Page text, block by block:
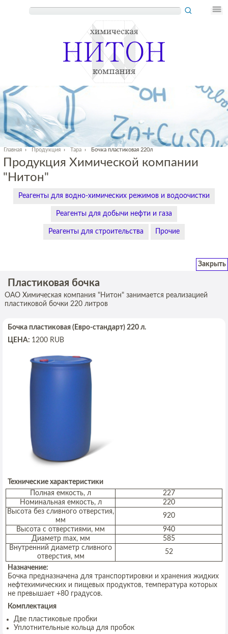
Главная › Продукция › Тара › Бочка пластиковая 220л
Продукция Химической компании
"Нитон"
Реагенты для водно-химических режимов и водоочистки
Реагенты для добычи нефти и газа
Реагенты для строительства Прочие
Закрыть
Пластиковая бочка
ОАО Химическая компания "Нитон" занимается реализацией
пластиковой бочки 220 литров
Бочка пластиковая (Евро-стандарт) 220 л.
ЦЕНА: 1200 RUB
Технические характеристики
Полная емкость, л
227
Номинальная емкость, л
220
Высота без сливного отверстия,
мм
920
Высота с отверстиями, мм
940
Диаметр max, мм
585
Внутренний диаметр сливного
отверстия, мм
52
Назначение:
Бочка предназначена для транспортировки и хранения жидких
нефтехимических и пищевых продуктов, температура которых
не превышает +80 градусов.
Комплектация
Две пластиковые пробки
Уплотнительные кольца для пробок